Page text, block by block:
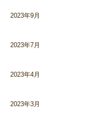
2023年9月
2023年7月
2023年4月
2023年3月